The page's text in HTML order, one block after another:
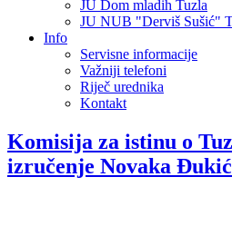
JU Dom mladih Tuzla
JU NUB "Derviš Sušić"
Info
Servisne informacije
Važniji telefoni
Riječ urednika
Kontakt
Komisija za istinu o
izručenje Novaka